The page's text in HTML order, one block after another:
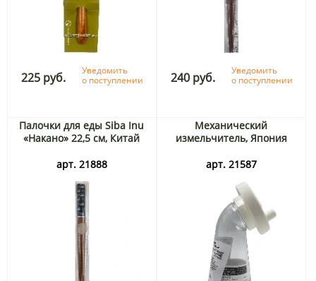
225 руб.
Уведомить
о поступлении
240 руб.
Уведомить
о поступлении
Палочки для еды Siba Inu
«Накано» 22,5 см, Китай
арт. 21888
Механический
измельчитель, Япония
арт. 21587